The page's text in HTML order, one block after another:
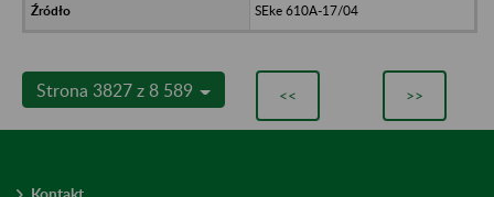
SEke 610A-17/04
Strona 3827 z 8 589 << >>
Kontakt